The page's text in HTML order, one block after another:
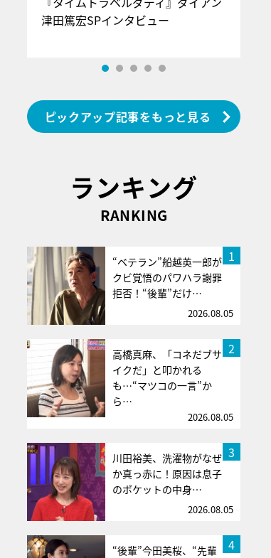
津田篤宏SPインタビュー
ピックアップ記事をもっと見る
ランキング
RANKING
1
“ベテラン”船越英一郎が
クビ覚悟のパワハラ謝罪
拒否！“後輩”だけ…
2026.08.05
2
高橋真麻、「コネだブサ
イクだ」と叩かれる
も…“マツコの一言”か
ら…
2026.08.05
3
川田裕美、洗濯物がなぜ
か真っ赤に！原因は息子
のポケットの中身…
2026.08.05
4
“後輩”今田美桜、“先輩